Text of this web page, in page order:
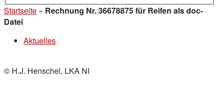
Startseite » Rechnung Nr. 36678875 für Reifen als doc-
Datei
Aktuelles
© H.J. Henschel, LKA NI